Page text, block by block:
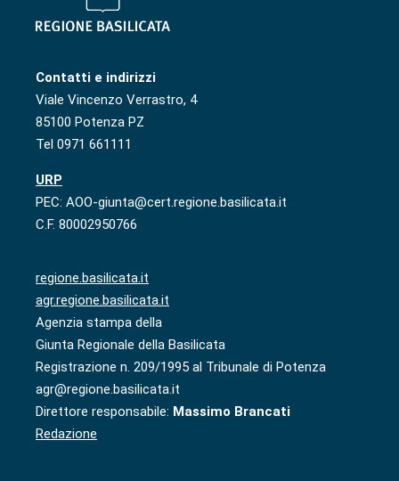
Contatti e indirizzi
Viale Vincenzo Verrastro, 4
85100 Potenza PZ
Tel 0971 661111
URP
PEC: AOO-giunta@cert.regione.basilicata.it
C.F. 80002950766
regione.basilicata.it
agr.regione.basilicata.it
Agenzia stampa della
Giunta Regionale della Basilicata
Registrazione n. 209/1995 al Tribunale di Potenza
agr@regione.basilicata.it
Direttore responsabile: Massimo Brancati
Redazione